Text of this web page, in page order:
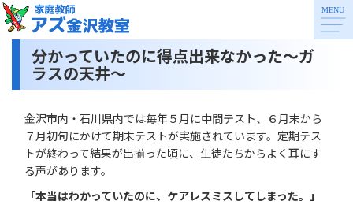
分かっていたのに得点出来なかった～ガ
ラスの天井～
金沢市内・石川県内では毎年５月に中間テスト、６月末から
７月初旬にかけて期末テストが実施されています。定期テス
トが終わって結果が出揃った頃に、生徒たちからよく耳にす
る声があります。
「本当はわかっていたのに、ケアレスミスしてしまった。」